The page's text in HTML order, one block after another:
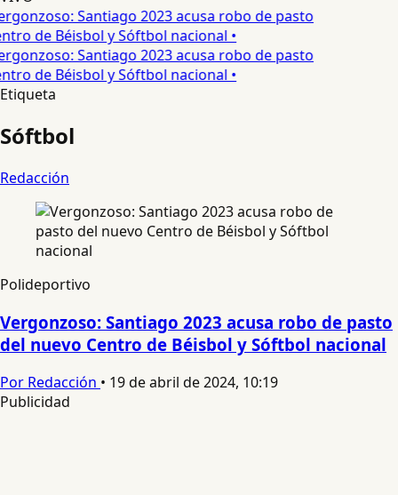
Santiago 2023 acusa robo de pasto
de Béisbol y Sóftbol nacional •
Santiago 2023 acusa robo de pasto
de Béisbol y Sóftbol nacional •
Etiqueta
Sóftbol
Redacción
Polideportivo
Vergonzoso: Santiago 2023 acusa robo de pasto
del nuevo Centro de Béisbol y Sóftbol nacional
Por Redacción • 19 de abril de 2024, 10:19
Publicidad